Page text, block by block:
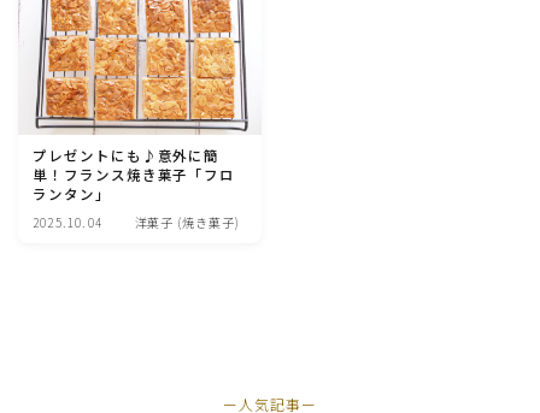
豚肉料理
牛肉料理
ひき肉料理
プレゼントにも♪意外に簡
単！フランス焼き菓子「フロ
ランタン」
2025.10.04 洋菓子 (焼き菓子)
ー人気記事ー